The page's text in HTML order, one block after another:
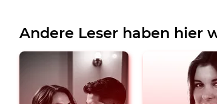
Andere Leser haben hier